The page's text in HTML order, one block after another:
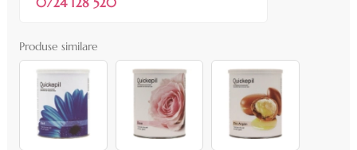
Produse similare